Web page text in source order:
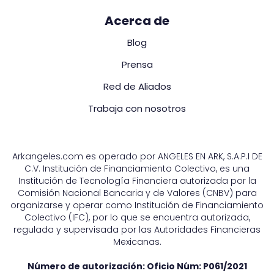
Acerca de
Blog
Prensa
Red de Aliados
Trabaja con nosotros
Arkangeles.com es operado por ANGELES EN ARK, S.A.P.I DE
C.V. Institución de Financiamiento Colectivo, es una
Institución de Tecnología Financiera autorizada por la
Comisión Nacional Bancaria y de Valores (CNBV) para
organizarse y operar como Institución de Financiamiento
Colectivo (IFC), por lo que se encuentra autorizada,
regulada y supervisada por las Autoridades Financieras
Mexicanas.
Número de autorización: Oficio Núm: P061/2021